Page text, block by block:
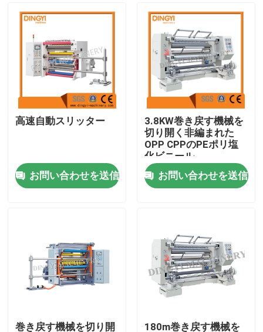
私達について
私達に連絡しなさい
フィルムの膨らんだ機械
HDPEの膨らんだフィルム機械
LDPEの膨らんだフィルム機械
高速自動スリッター
お問い合わせを送信
3.8KW巻き戻す機械を
切り開く非編まれた
OPP CPPのPEポリ塩
化ビニール
お問い合わせを送信
巻き戻す機械を切り開 180m巻き戻す機械を